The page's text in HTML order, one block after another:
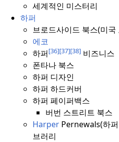
세계적인 미스터리
하퍼
브로드사이드 북스(미
에코
하퍼[36][37][38] 비즈니스
폰타나 북스
하퍼 디자인
하퍼 하드커버
하퍼 페이퍼백스
버번 스트리트 북스
Harper Pernewals(하
브러리